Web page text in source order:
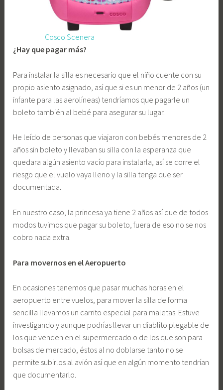
Cosco Scenera
¿Hay que pagar más?
Para instalar la silla es necesario que el niño cuente con su
propio asiento asignado, así que si es un menor de 2 años (un
infante para las aerolíneas) tendríamos que pagarle un
boleto también al bebé para asegurar su lugar.
He leído de personas que viajaron con bebés menores de 2
años sin boleto y llevaban su silla con la esperanza que
quedara algún asiento vacío para instalarla, así se corre el
riesgo que el vuelo vaya lleno y la silla tenga que ser
documentada.
En nuestro caso, la princesa ya tiene 2 años así que de todos
modos tuvimos que pagar su boleto, fuera de eso no se nos
cobro nada extra.
Para movernos en el Aeropuerto
En ocasiones tenemos que pasar muchas horas en el
aeropuerto entre vuelos, para mover la silla de forma
sencilla llevamos un carrito especial para maletas. Estuve
investigando y aunque podrías llevar un diablito plegable de
los que venden en el supermercado o de los que son para
bolsas de mercado, éstos al no doblarse tanto no se
permite subirlos al avión así que en algún momento tendrían
que documentarlo.